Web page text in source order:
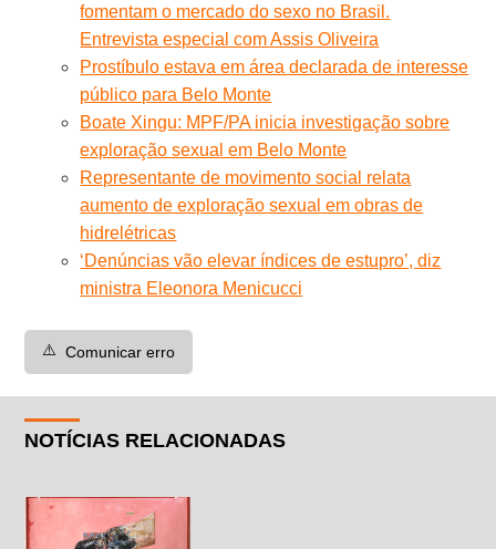
fomentam o mercado do sexo no Brasil.
Entrevista especial com Assis Oliveira
Prostíbulo estava em área declarada de interesse
público para Belo Monte
Boate Xingu: MPF/PA inicia investigação sobre
exploração sexual em Belo Monte
Representante de movimento social relata
aumento de exploração sexual em obras de
hidrelétricas
‘Denúncias vão elevar índices de estupro’, diz
ministra Eleonora Menicucci
⚠️ Comunicar erro
NOTÍCIAS RELACIONADAS